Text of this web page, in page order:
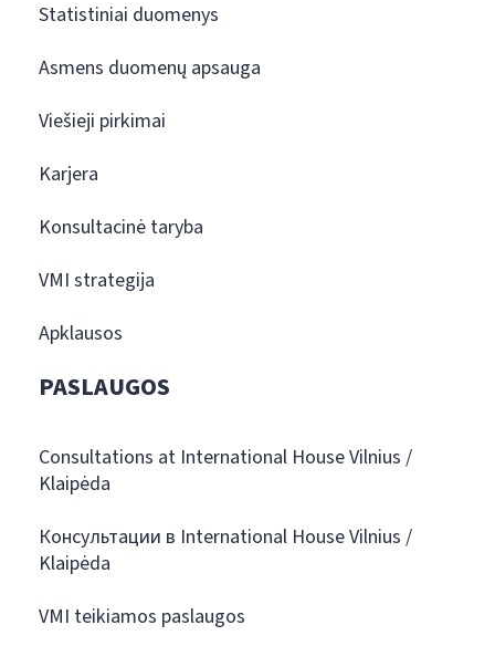
Statistiniai duomenys
Asmens duomenų apsauga
Viešieji pirkimai
Karjera
Konsultacinė taryba
VMI strategija
Apklausos
PASLAUGOS
Consultations at International House Vilnius /
Klaipėda
Консультации в International House Vilnius /
Klaipėda
VMI teikiamos paslaugos